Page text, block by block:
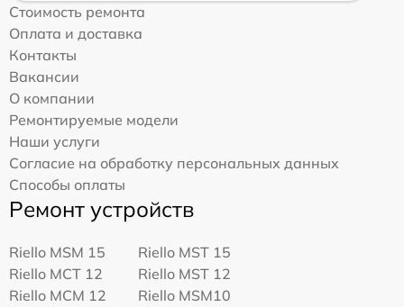
Стоимость ремонта
Оплата и доставка
Контакты
Вакансии
О компании
Ремонтируемые модели
Наши услуги
Согласие на обработку персональных данных
Способы оплаты
Ремонт устройств
Riello MSM 15
Riello MST 15
Riello MCT 12
Riello MST 12
Riello MCM 12
Riello MSM10